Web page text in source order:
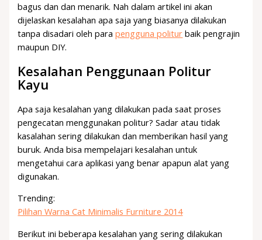
bagus dan dan menarik. Nah dalam artikel ini akan
dijelaskan kesalahan apa saja yang biasanya dilakukan
tanpa disadari oleh parapengguna politur baik pengrajin
maupun DIY.
Kesalahan Penggunaan Politur
Kayu
Apa saja kesalahan yang dilakukan pada saat proses
pengecatan menggunakan politur? Sadar atau tidak
kasalahan sering dilakukan dan memberikan hasil yang
buruk. Anda bisa mempelajari kesalahan untuk
mengetahui cara aplikasi yang benar apapun alat yang
digunakan.
Trending:
Pilihan Warna Cat Minimalis Furniture 2014
Berikut ini beberapa kesalahan yang sering dilakukan